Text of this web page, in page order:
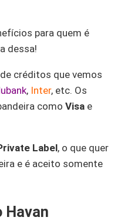
para quem é
dessa!
créditos que vemos
, Inter, etc. Os
como Visa e
Label, o que quer
e é aceito somente
Havan